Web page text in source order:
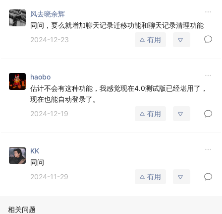
风去晓余辉
同问，要么就增加聊天记录迁移功能和聊天记录清理功能
2024-12-23
有用
haobo
估计不会有这种功能，我感觉现在4.0测试版已经堪用了，
现在也能自动登录了。
2024-12-19
有用
KK
同问
2024-11-29
有用
相关问题